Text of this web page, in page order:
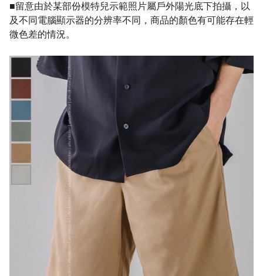
■留意由於某部份模特兒示範照片屬戶外陽光底下拍攝，以
及不同電腦顯示器的分辨率不同，商品的顏色有可能存在輕
微色差的情況。